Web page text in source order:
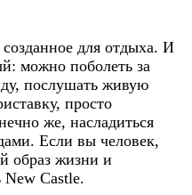
для отдыха. И
можно поболеть за
послушать живую
просто
же, насладиться
Если вы человек,
образ жизни и
Castle.